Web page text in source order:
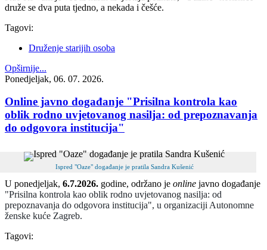
druže se dva puta tjedno, a nekada i češće.
Tagovi:
Druženje starijih osoba
Opširnije...
Ponedjeljak, 06. 07. 2026.
Online javno događanje "Prisilna kontrola kao
oblik rodno uvjetovanog nasilja: od prepoznavanja
do odgovora institucija"
Ispred "Oaze" događanje je pratila Sandra Kušenić
U ponedjeljak, 6.7.2026. godine, održano je online javno događanje
"Prisilna kontrola kao oblik rodno uvjetovanog nasilja: od
prepoznavanja do odgovora institucija", u organizaciji Autonomne
ženske kuće Zagreb.
Tagovi: